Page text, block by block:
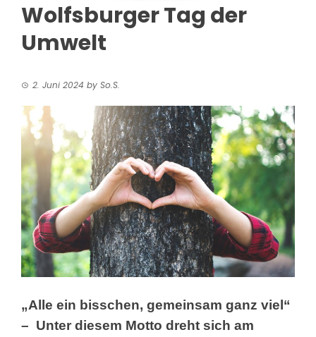
Wolfsburger Tag der
Umwelt
2. Juni 2024 by So.S.
„Alle ein bisschen, gemeinsam ganz viel“
– Unter diesem Motto dreht sich am